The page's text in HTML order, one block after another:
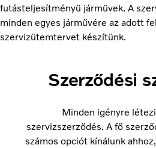
futásteljesítményű járművek. A
minden egyes járművére az adott
szervizütemtervet készítünk.
Szerződési
Minden igényre
szervizszerződés. A fő
számos opciót kínálunk